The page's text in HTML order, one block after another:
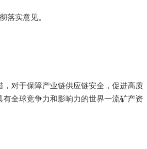
落实意见。
对于保障产业链供应链安全，促进高质
全球竞争力和影响力的世界一流矿产资